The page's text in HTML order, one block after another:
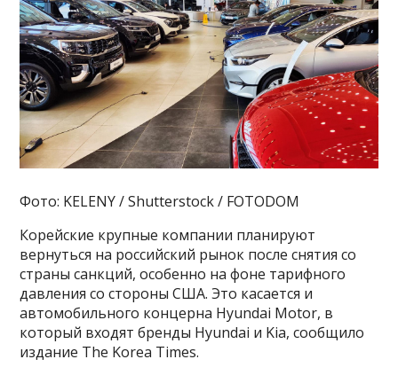
Фото: KELENY / Shutterstock / FOTODOM
Корейские крупные компании планируют
вернуться на российский рынок после снятия со
страны санкций, особенно на фоне тарифного
давления со стороны США. Это касается и
автомобильного концерна Hyundai Motor, в
который входят бренды Hyundai и Kia, сообщило
издание The Korea Times.